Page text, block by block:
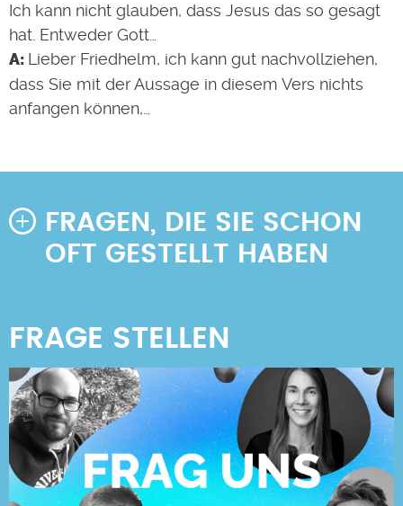
Ich kann nicht glauben, dass Jesus das so gesagt
hat. Entweder Gott…
Lieber Friedhelm, ich kann gut nachvollziehen,
dass Sie mit der Aussage in diesem Vers nichts
anfangen können,…
FRAGEN, DIE SIE SCHON
OFT GESTELLT HABEN